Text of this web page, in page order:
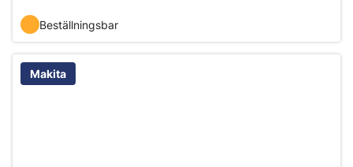
Beställningsbar
Makita